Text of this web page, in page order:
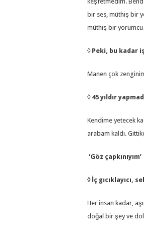
bir ses, müthiş bir
müthiş bir
◊Peki, bu kadar
Manen çok
◊45 yıldır
Kendime yetecek
arabam kaldı.
‘Göz çapkınıyım’
◊ İç gıcıklayıcı,
Her insan kadar,
doğal bir şey ve